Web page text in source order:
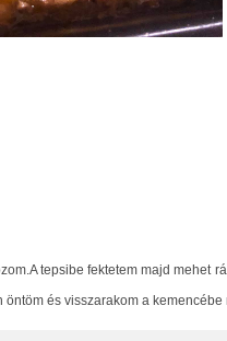
tepsibe fektetem majd mehet
és visszarakom a